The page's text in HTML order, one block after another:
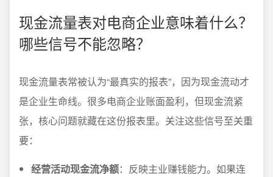
现金流量表对电商企业意味着什么？
哪些信号不能忽略？
现金流量表常被认为“最真实的报表”，因为现金流动才
是企业生命线。很多电商企业账面盈利，但现金流紧
张，核心问题就藏在这份报表里。关注这些信号至关重
要：
经营活动现金流净额：反映主业赚钱能力。如果连